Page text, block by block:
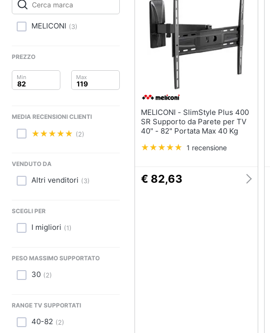
Clima
Arredo
Salute e igiene
Giocattoli
Fotografia
Casalinghi
Abbigliamento
Sport
Motori
Festività e ricorrenze
MELICONI (3)
PREZZO
MEDIA RECENSIONI CLIENTI
(2)
VENDUTO DA
Altri venditori (3)
SCEGLI PER
I migliori (1)
PESO MASSIMO SUPPORTATO
30 (2)
RANGE TV SUPPORTATI
40-82 (2)
MELICONI - SlimStyle Plus 400
SR Supporto da Parete per TV
40" - 82" Portata Max 40 Kg
1 recensione
€ 82,63